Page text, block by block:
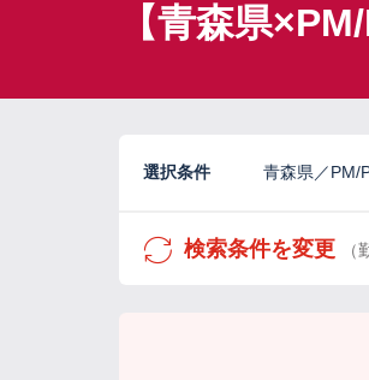
【青森県
選択条件 青森県／PM/
検索条件を変更